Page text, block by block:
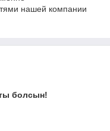
нашей компании
болсын!